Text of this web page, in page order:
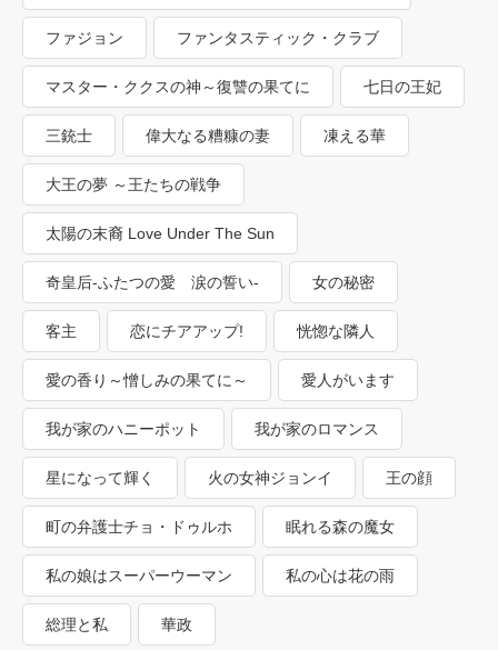
ファジョン ファンタスティック・クラブ
マスター・ククスの神～復讐の果てに 七日の王妃
三銃士 偉大なる糟糠の妻 凍える華
大王の夢 ～王たちの戦争
太陽の末裔 Love Under The Sun
奇皇后-ふたつの愛 涙の誓い- 女の秘密
客主 恋にチアアップ! 恍惚な隣人
愛の香り～憎しみの果てに～ 愛人がいます
我が家のハニーポット 我が家のロマンス
星になって輝く 火の女神ジョンイ 王の顔
町の弁護士チョ・ドゥルホ 眠れる森の魔女
私の娘はスーパーウーマン 私の心は花の雨
総理と私 華政